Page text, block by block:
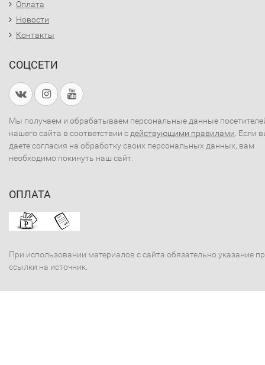
Оплата
Новости
Контакты
СОЦСЕТИ
Мы получаем и обрабатываем персональные данные
нашего сайта в соответствии с действующими правилами . Если
даете согласия на обработку своих персональных данных, вам
необходимо покинуть наш сайт.
ОПЛАТА
При использовании материалов с сайта обязательно указание
ссылки на источник.